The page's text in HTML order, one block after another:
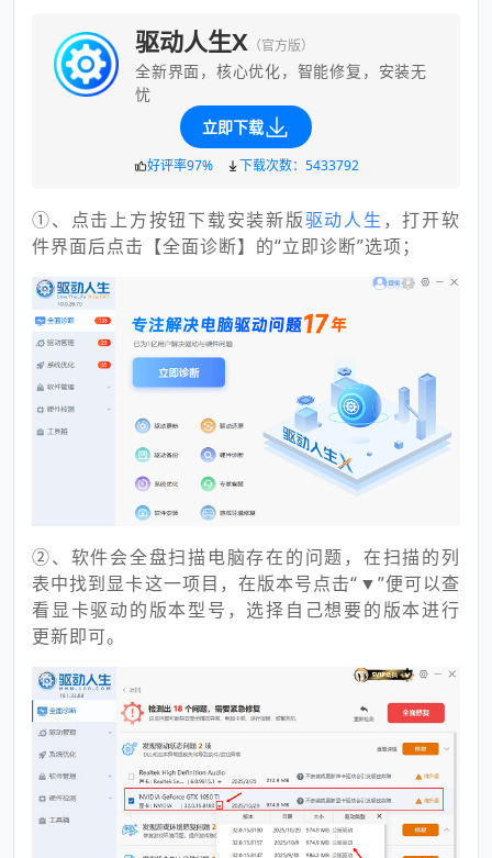
驱动人生X （官方版）
全新界面，核心优化，智能修复，安装无
忧
立即下载
好评率97% 下载次数：5433792
①、点击上方按钮下载安装新版驱动人生 ，打开软
件界面后点击【全面诊断】的“立即诊断”选项；
②、软件会全盘扫描电脑存在的问题，在扫描的列
表中找到显卡这一项目，在版本号点击“▼”便可以查
看显卡驱动的版本型号，选择自己想要的版本进行
更新即可。